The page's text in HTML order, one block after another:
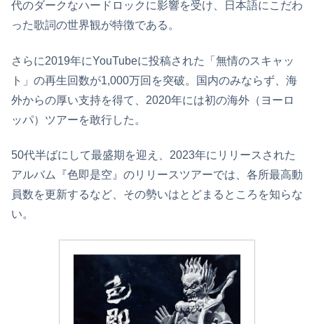
代のダークなハードロックに影響を受け、日本語にこだわ
った歌詞の世界観が特徴である。
さらに2019年にYouTubeに投稿された「無情のスキャッ
ト」の再生回数が1,000万回を突破。国内のみならず、海
外からの厚い支持を得て、2020年には初の海外（ヨーロ
ッパ）ツアーを敢行した。
50代半ばにして最盛期を迎え、2023年にリリースされた
アルバム『色即是空』のリリースツアーでは、各所最高動
員数を更新するなど、その勢いはとどまるところを知らな
い。